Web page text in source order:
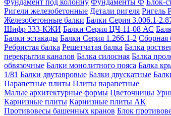
Фундамент под колонну Фундаменты Ф Блок-
Ригели железобетонные Детали ригеля Ригель
Железобетонные балки Балки Серия 3.006.1-
Шифр 333-КЖИ Балки Серия ЦЧ-11-08 АС
Балки эстакады Балки Серия 1.266.1-2 Сборная
Ребристая балка Решетчатая балка Балка
перекрытия каналов Балка силосная Балка
обвязочные Балки монолитного пояса Балка
1/81 Балки двутавровые Балки двускатные
Парапетные плиты Плиты парапетные
Малые архитектурные формы Цветочницы
Карнизные плиты Карнизные плиты АК
Противовесы башенных кранов Блок